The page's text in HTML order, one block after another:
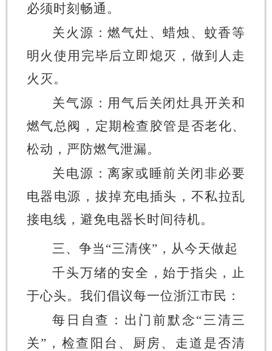
必须时刻畅通。
关火源：燃气灶、蜡烛、蚊香等
明火使用完毕后立即熄灭，做到人走
火灭。
关气源：用气后关闭灶具开关和
燃气总阀，定期检查胶管是否老化、
松动，严防燃气泄漏。
关电源：离家或睡前关闭非必要
电器电源，拔掉充电插头，不私拉乱
接电线，避免电器长时间待机。
三、争当 “三清侠”，从今天做起
千头万绪的安全，始于指尖，止
于心头。我们倡议每一位浙江市民：
每日自查：出门前默念“三清三
关”，检查阳台、厨房、走道是否清